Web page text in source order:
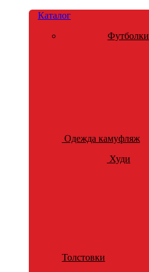
Каталог
Футболки
Одежда камуфляж
Худи
Толстовки